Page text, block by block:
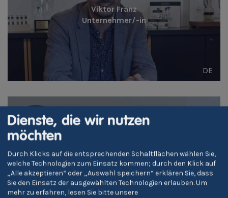
Viktor Franz
Unternehmer/-in
DE
Annalena Rauch
Unternehmer/-in
Dienste, die wir nutzen
möchten
Durch Klicks auf die entsprechenden Schaltflächen wählen Sie,
welche Technologien zum Einsatz kommen; durch den Klick auf
„Alle akzeptieren“ oder „Auswahl speichern“ erklären Sie, dass
Sie den Einsatz der ausgewählten Technologien erlauben.Um
mehr zu erfahren, lesen Sie bitte unsere